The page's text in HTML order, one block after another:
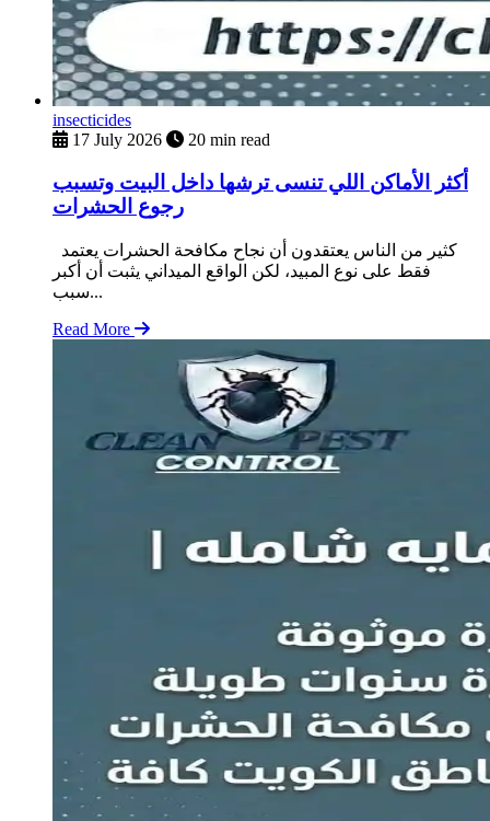
insecticides
17 July 2026
20 min read
أكثر الأماكن اللي تنسى ترشها داخل البيت وتسبب
رجوع الحشرات
فقط على نوع المبيد، لكن الواقع الميداني يثبت أن أكبر
سبب...
Read More